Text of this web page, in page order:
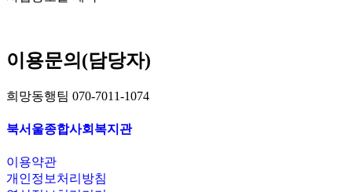
이용문의(담당자)
희망동행팀 070-7011-1074
북서울종합사회복지관
이용약관
개인정보처리방침